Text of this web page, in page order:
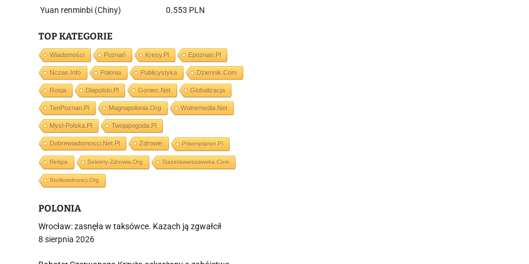
Yuan renminbi (Chiny)
0.553 PLN
TOP KATEGORIE
Wiadomości Poznań Kresy.pl Epoznan.pl
Nczas.info Polonia Publicystyka Dziennik.com
Rosja Dlapolski.pl Goniec.net Globalizacja
TenPoznan.pl Magnapolonia.org Wolnemedia.net
Mysl-Polska.pl Twojapogoda.pl
Dobrewiadomosci.net.pl Zdrowie Prisonplanet.pl
Religia Sekrety-Zdrowia.org Gazetawarszawska.com
Stolikwolnosci.org
POLONIA
Wrocław: zasnęła w taksówce. Kazach ją zgwałcił
8 sierpnia 2026